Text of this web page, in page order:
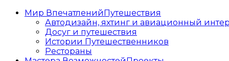
Мир Впечатлений Путешествия
Автодизайн, яхтинг и авиационный
Досуг и путешествия
Истории Путешественников
Рестораны